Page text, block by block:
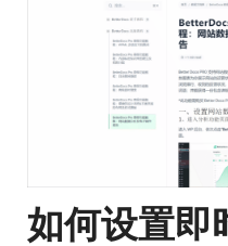
如何设置即